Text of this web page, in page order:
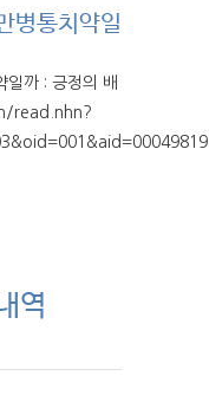
병통치약일
일까 : 긍정의 배
read.nhn?
역